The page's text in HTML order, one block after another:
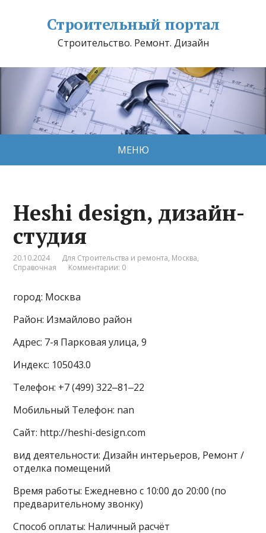
Строительный портал
Строительство. Ремонт. Дизайн
МЕНЮ
Heshi design, дизайн-
студия
20.10.2024 Для Строительства и ремонта, Москва,
Справочная
Комментарии: 0
город: Москва
Район: Измайлово район
Адрес: 7-я Парковая улица, 9
Индекс: 105043.0
Телефон: +7 (499) 322‒81‒22
Мобильный Телефон: nan
Сайт: http://heshi-design.com
вид деятельности: Дизайн интерьеров, Ремонт /
отделка помещений
Время работы: Ежедневно с 10:00 до 20:00 (по
предварительному звонку)
Способ оплаты: Наличный расчёт